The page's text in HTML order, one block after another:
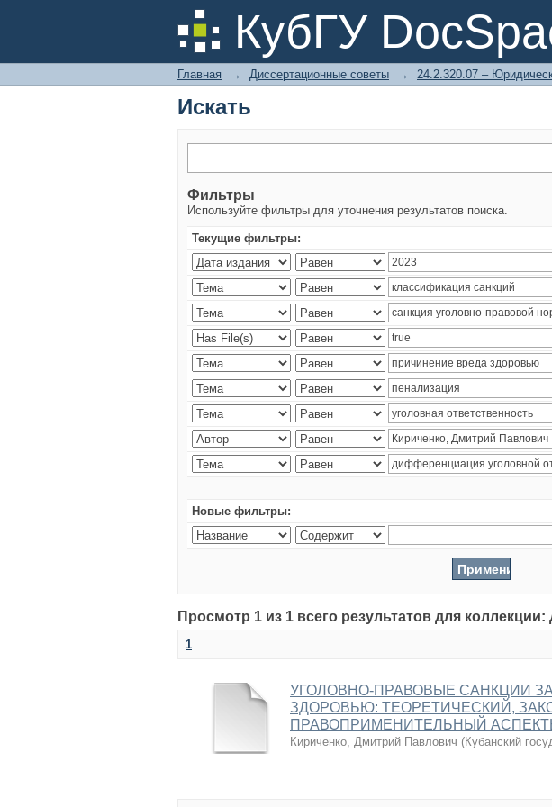
КубГУ
Искать
Главная → Диссертационные советы → 24.2.320.07 –
Искать
Фильтры
Используйте фильтры для уточнения результатов поиска.
Текущие фильтры:
Новые фильтры:
Просмотр 1 из 1 всего результатов для коллекции:
1
УГОЛОВНО-ПРАВОВЫЕ САНКЦИИ
ЗДОРОВЬЮ: ТЕОРЕТИЧЕСКИЙ,
ПРАВОПРИМЕНИТЕЛЬНЫЙ
Кириченко, Дмитрий Павлович (Кубанский